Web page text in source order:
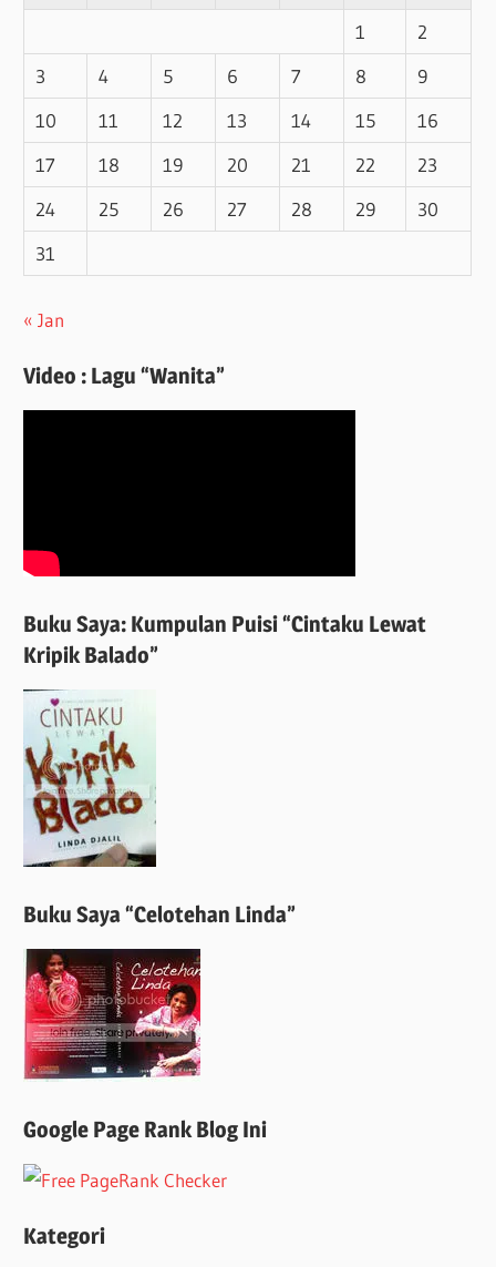
1
2
3
4 5 6 7 8
9
10
11 12 13 14 15
16
17
18 19 20 21 22
23
24
25 26 27 28 29
30
31
« Jan
Video : Lagu “Wanita”
Buku Saya: Kumpulan Puisi “Cintaku Lewat
Kripik Balado”
Buku Saya “Celotehan Linda”
Google Page Rank Blog Ini
Kategori